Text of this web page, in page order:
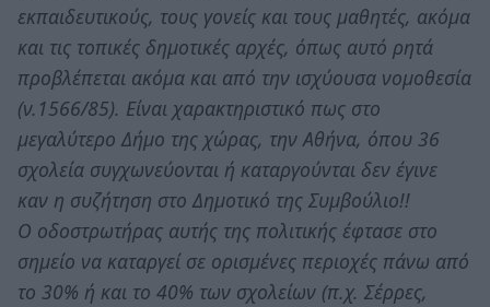
εκπαιδευτικούς, τους γονείς και τους μαθητές, ακόμα
και τις τοπικές δημοτικές αρχές, όπως αυτό ρητά
προβλέπεται ακόμα και από την ισχύουσα νομοθεσία
(ν.1566/85). Είναι χαρακτηριστικό πως στο
μεγαλύτερο Δήμο της χώρας, την Αθήνα, όπου 36
σχολεία συγχωνεύονται ή καταργούνται δεν έγινε
καν η συζήτηση στο Δημοτικό της Συμβούλιο!!
Ο οδοστρωτήρας αυτής της πολιτικής έφτασε στο
σημείο να καταργεί σε ορισμένες περιοχές πάνω από
το 30% ή και το 40% των σχολείων (π.χ. Σέρρες,